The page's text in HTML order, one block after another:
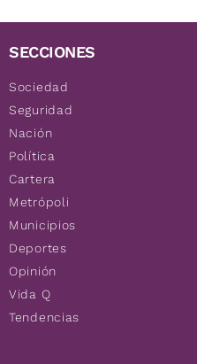
SECCIONES
Sociedad
Seguridad
Nación
Política
Cartera
Metrópoli
Municipios
Deportes
Opinión
Vida Q
Tendencias